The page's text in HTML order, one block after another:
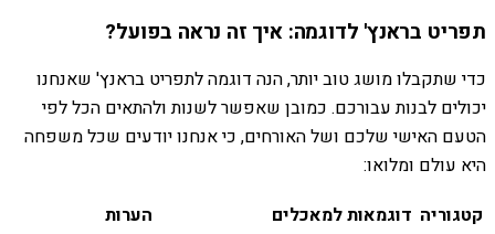
תפריט בראנץ' לדוגמה: איך זה נראה בפועל?
כדי שתקבלו מושג טוב יותר, הנה דוגמה לתפריט בראנץ' שאנחנו
יכולים לבנות עבורכם. כמובן שאפשר לשנות ולהתאים הכל לפי
הטעם האישי שלכם ושל האורחים, כי אנחנו יודעים שכל משפחה
היא עולם ומלואו:
קטגוריה דוגמאות למאכלים
הערות